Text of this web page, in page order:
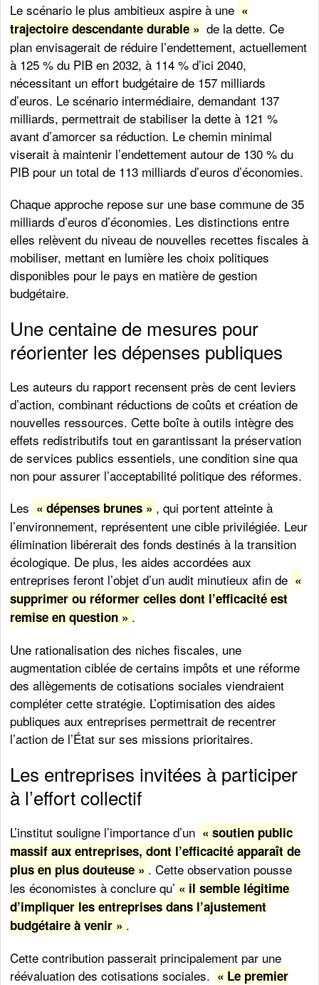
Le scénario le plus ambitieux aspire à une «
trajectoire descendante durable » de la dette. Ce
plan envisagerait de réduire l’endettement, actuellement
à 125 % du PIB en 2032, à 114 % d’ici 2040,
nécessitant un effort budgétaire de 157 milliards
d’euros. Le scénario intermédiaire, demandant 137
milliards, permettrait de stabiliser la dette à 121 %
avant d’amorcer sa réduction. Le chemin minimal
viserait à maintenir l’endettement autour de 130 % du
PIB pour un total de 113 milliards d’euros d’économies.
Chaque approche repose sur une base commune de 35
milliards d’euros d’économies. Les distinctions entre
elles relèvent du niveau de nouvelles recettes fiscales à
mobiliser, mettant en lumière les choix politiques
disponibles pour le pays en matière de gestion
budgétaire.
Une centaine de mesures pour
réorienter les dépenses publiques
Les auteurs du rapport recensent près de cent leviers
d’action, combinant réductions de coûts et création de
nouvelles ressources. Cette boîte à outils intègre des
effets redistributifs tout en garantissant la préservation
de services publics essentiels, une condition sine qua
non pour assurer l’acceptabilité politique des réformes.
Les « dépenses brunes » , qui portent atteinte à
l’environnement, représentent une cible privilégiée. Leur
élimination libérerait des fonds destinés à la transition
écologique. De plus, les aides accordées aux
entreprises feront l’objet d’un audit minutieux afin de «
supprimer ou réformer celles dont l’efficacité est
remise en question » .
Une rationalisation des niches fiscales, une
augmentation ciblée de certains impôts et une réforme
des allègements de cotisations sociales viendraient
compléter cette stratégie. L’optimisation des aides
publiques aux entreprises permettrait de recentrer
l’action de l’État sur ses missions prioritaires.
Les entreprises invitées à participer
à l’effort collectif
L’institut souligne l’importance d’un « soutien public
massif aux entreprises, dont l’efficacité apparaît de
plus en plus douteuse » . Cette observation pousse
les économistes à conclure qu’ « il semble légitime
d’impliquer les entreprises dans l’ajustement
budgétaire à venir » .
Cette contribution passerait principalement par une
réévaluation des cotisations sociales. « Le premier